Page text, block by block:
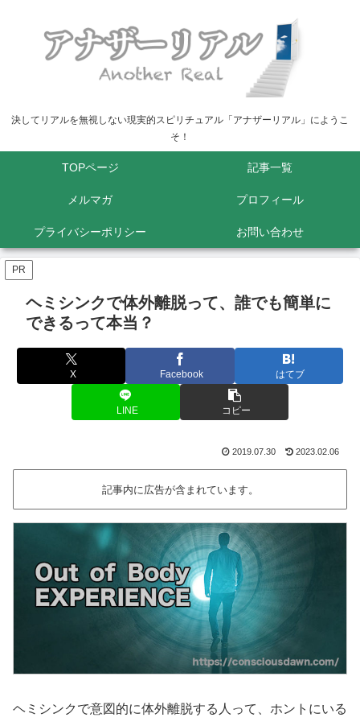
決してリアルを無視しない現実的スピリチュアル「アナザーリアル」にようこ
そ！
TOPページ 記事一覧
メルマガ プロフィール
プライバシーポリシー お問い合わせ
PR
ヘミシンクで体外離脱って、誰でも簡単に
できるって本当？
X Facebook はてブ
LINE コピー
2019.07.30 2023.02.06
記事内に広告が含まれています。
ヘミシンクで意図的に体外離脱する人って、ホントにいる